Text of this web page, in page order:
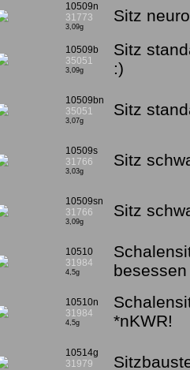
10509n
31773
3,09g
Sitz
10509b
35051
3,09g
Sitz
:)
10509bn
35051
3,07g
Sitz
10509s
31766
3,03g
Sitz
10509sn
31766
3,09g
Sitz
10510
31984
4,5g
besessen
10510n
31984
4,5g
*nKWR!
10514g
31979